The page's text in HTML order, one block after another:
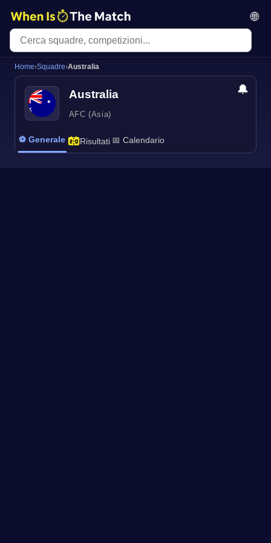
🌐
Home›Squadre›Australia
Australia
AFC (Asia)
🔔
⚽ Generale Risultati 📅 Calendario